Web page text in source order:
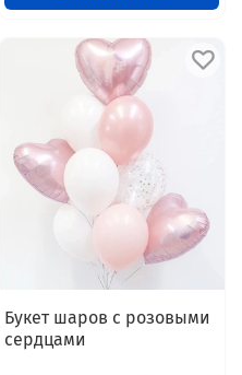
Букет шаров с розовыми
сердцами